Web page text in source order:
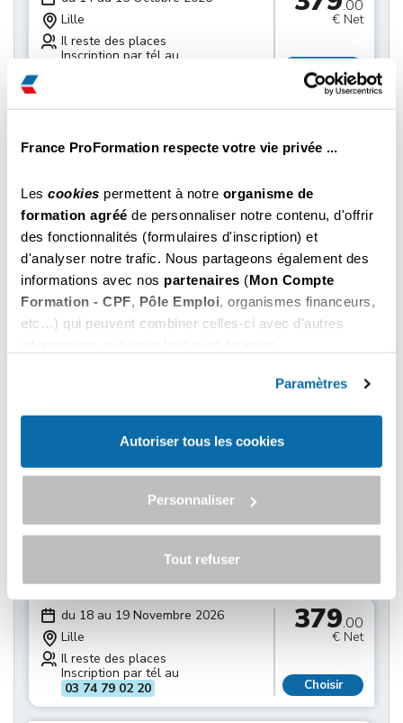
France ProFormation respecte votre vie privée ...
Les cookies permettent à notre organisme de
formation agréé de personnaliser notre contenu, d'offrir
des fonctionnalités (formulaires d'inscription) et
d'analyser notre trafic. Nous partageons également des
informations avec nos partenaires (Mon Compte
Formation - CPF, Pôle Emploi, organismes financeurs,
etc…) qui peuvent combiner celles-ci avec d'autres
Autoriser tous les cookies", vous
Paramètres
Autoriser tous les cookies
Personnaliser
Tout refuser
Lille
Il reste des places
Inscription par tél au
.00
€ Net
Choisir
Lille
03 74 79 02 20
Choisir
du 28 au 29 Octobre 2026
Lille
Il reste des places
Inscription par tél au
03 74 79 02 20
379 .00
€ Net
Il reste des places
03 74 79 02 20
379.00
€ Net
du 11 au 12 Novembre 2026
Il reste des places
du 18 au 19 Novembre 2026
Lille
Il reste des places
Inscription par tél au
03 74 79 02 20
379.00
€ Net
Choisir